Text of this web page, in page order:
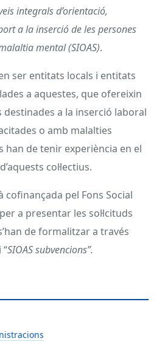
integrals d’orientació,
a la inserció de les persones
mental (SIOAS).
ser entitats locals i entitats
a aquestes, que ofereixin
a la inserció laboral
o amb malalties
han de tenir experiència en el
col·lectius.
cofinançada pel Fons Social
a presentar les sol·lcituds
de formalitzar a través
“SIOAS subvencions”.